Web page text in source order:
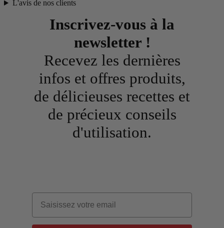
L'avis de nos clients
Inscrivez-vous à la
newsletter !
Recevez les dernières
infos et offres produits,
de délicieuses recettes et
de précieux conseils
d'utilisation.
Email